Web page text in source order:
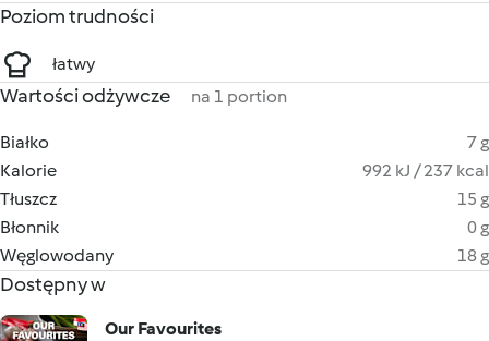
Poziom trudności
łatwy
Wartości odżywcze na 1 portion
Białko
7 g
Kalorie
992 kJ / 237 kcal
Tłuszcz
15 g
Błonnik
0 g
Węglowodany
18 g
Dostępny w
Our Favourites